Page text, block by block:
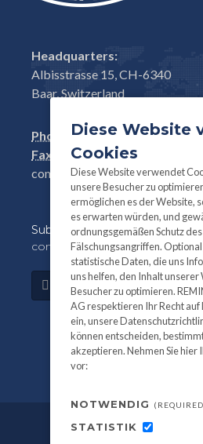
Headquarters:
Albisstrasse 15, CH-6340
Baar, Switzerland
Phone: +41(0)41 761 58 22
Fax:
+41(0)41 761 30 18
conti@contifasteners.ch
Subscribeto our newsletter for
company information:
Diese Website
Cookies
Diese Website verwendet
unsere Besucher zu
ermöglichen es der Website,
es erwarten würden, und
ordnungsgemäßen Schutz
Fälschungsangriffen.
statistische Daten, die uns
uns helfen, den Inhalt unserer
Besucher zu optimieren.
AG respektieren Ihr Recht auf
ein, unsere
können entscheiden,
akzeptieren. Nehmen Sie hier
vor:
NOTWENDIG
STATISTIK